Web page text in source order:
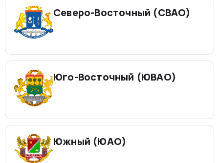
Северо-Восточный (СВАО)
Юго-Восточный (ЮВАО)
Южный (ЮАО)